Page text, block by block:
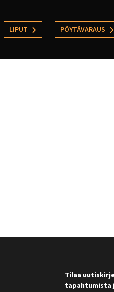
LIPUT PÖYTÄVARAUS
Tilaa
tapahtumista